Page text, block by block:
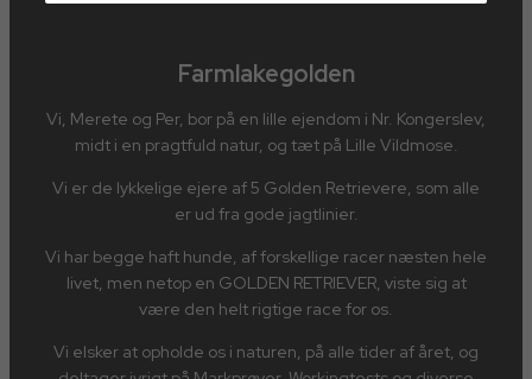
Farmlakegolden
Vi, Merete og Per, bor på en lille ejendom i Nr. Kongerslev,
midt i en pragtfuld natur, og tæt på Lille Vildmose.
Vi er de lykkelige ejere af 5 Golden Retrievere, som alle
er ud fra gode jagtlinier.
Vi har begge haft hunde, af forskellige racer næsten hele
livet, men netop en GOLDEN RETRIEVER, viste sig at
være den helt rigtige race for os.
Vi elsker at opholde os i naturen, på alle tider af året, og